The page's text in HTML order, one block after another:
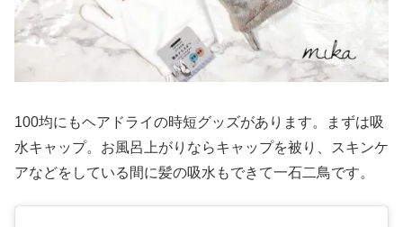
100均にもヘアドライの時短グッズがあります。まずは吸
水キャップ。お風呂上がりならキャップを被り、スキンケ
アなどをしている間に髪の吸水もできて一石二鳥です。